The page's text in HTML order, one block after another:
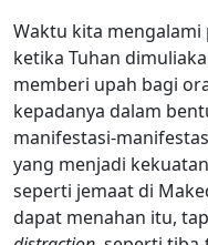
Waktu kita mengalami
ketika Tuhan
memberi upah bagi
kepadanya dalam
manifestasi-
yang menjadi
seperti jemaat di
dapat menahan itu,